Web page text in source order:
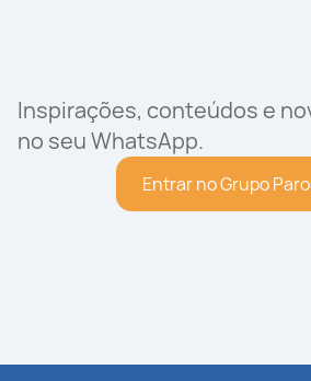
Inspirações, conteúdos e
no seu WhatsApp.
Entrar no Grupo